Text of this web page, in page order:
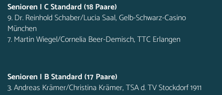
Senioren I C Standard (18 Paare)
9. Dr. Reinhold Schaber/Lucia Saal, Gelb-Schwarz-Casino
München
7. Martin Wiegel/Cornelia Beer-Demisch, TTC Erlangen
Senioren I B Standard (17 Paare)
3. Andreas Krämer/Christina Krämer, TSA d. TV Stockdorf 1911